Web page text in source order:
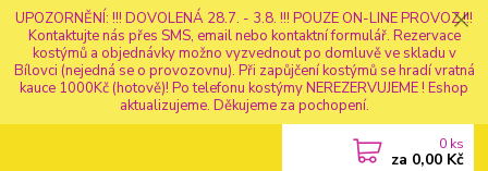
UPOZORNĚNÍ: !!! DOVOLENÁ 28.7. - 3.8. !!! POUZE ON-LINE PROVOZ !!!
Kontaktujte nás přes SMS, email nebo kontaktní formulář. Rezervace
kostýmů a objednávky možno vyzvednout po domluvě ve skladu v
Bílovci (nejedná se o provozovnu). Při zapůjčení kostýmů se hradí vratná
kauce 1000Kč (hotově)! Po telefonu kostýmy NEREZERVUJEME ! Eshop
aktualizujeme. Děkujeme za pochopení.
0 ks
za 0,00 Kč